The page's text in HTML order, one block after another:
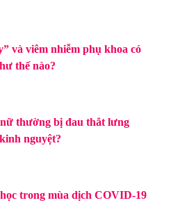
và viêm nhiễm phụ khoa có
thế nào?
thường bị đau thắt lưng
nguyệt?
trong mùa dịch COVID-19